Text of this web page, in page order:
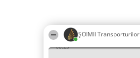
ȘOIMII Transporturilor
08:23